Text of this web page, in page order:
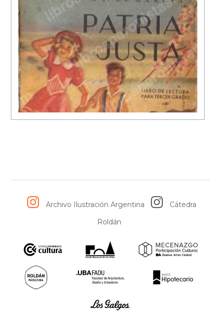
Archivo Ilustración Argentina
Cátedra
Roldán